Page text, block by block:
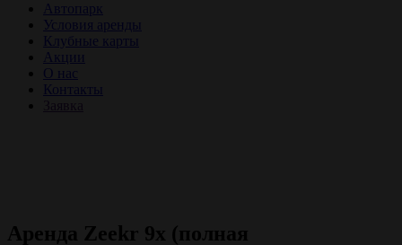
Автопарк
Условия аренды
Клубные карты
Акции
О нас
Контакты
Аренда Zeekr 9x (полная